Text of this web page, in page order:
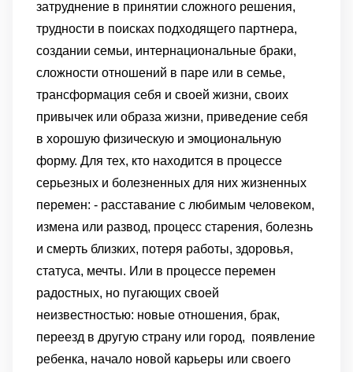
затруднение в принятии сложного решения,
трудности в поисках подходящего партнера,
создании семьи, интернациональные браки,
сложности отношений в паре или в семье,
трансформация себя и своей жизни, своих
привычек или образа жизни, приведение себя
в хорошую физическую и эмоциональную
форму. Для тех, кто находится в процессе
серьезных и болезненных для них жизненных
перемен: - расставание с любимым человеком,
измена или развод, процесс старения, болезнь
и смерть близких, потеря работы, здоровья,
статуса, мечты. Или в процессе перемен
радостных, но пугающих своей
неизвестностью: новые отношения, брак,
переезд в другую страну или город, появление
ребенка, начало новой карьеры или своего